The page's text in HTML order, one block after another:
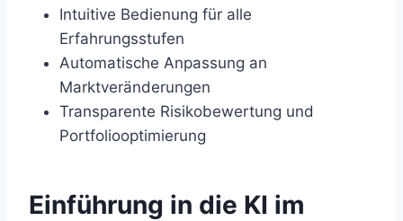
Intuitive Bedienung für alle
Erfahrungsstufen
Automatische Anpassung an
Marktveränderungen
Transparente Risikobewertung und
Portfoliooptimierung
Einführung in die KI im